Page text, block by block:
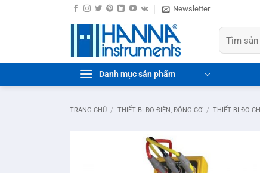
Newsletter
Tìm
kiếm:
Danh mục sản phẩm
TRANG CHỦ / THIẾT BỊ ĐO ĐIỆN, ĐỘNG CƠ / THIẾT BỊ ĐO